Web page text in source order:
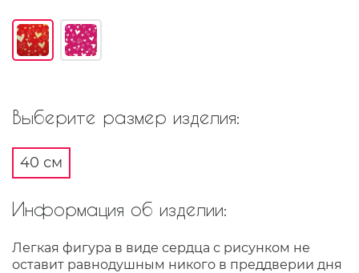
Выберите размер изделия:
40 см
Информация об изделии:
Легкая фигура в виде сердца с рисунком не
оставит равнодушным никого в преддверии дня